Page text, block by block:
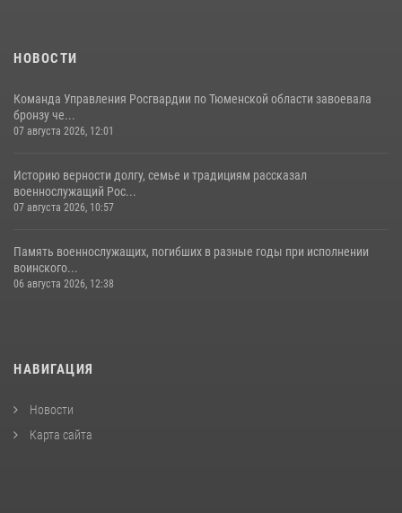
НОВОСТИ
Команда Управления Росгвардии по Тюменской области завоевала
бронзу че...
07 августа 2026, 12:01
Историю верности долгу, семье и традициям рассказал
военнослужащий Рос...
07 августа 2026, 10:57
Память военнослужащих, погибших в разные годы при исполнении
воинского...
06 августа 2026, 12:38
НАВИГАЦИЯ
Новости
Карта сайта